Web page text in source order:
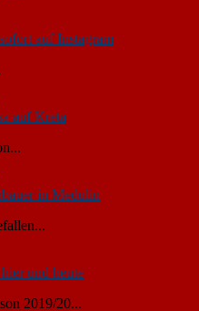
auf Instagram
auf Kreta
in Medulin
und heute
2019/20...